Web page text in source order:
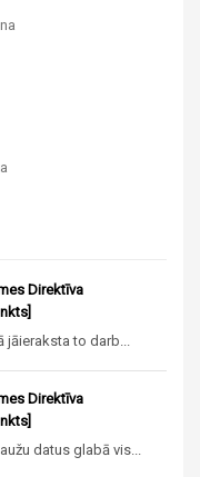
Direktīva
jāieraksta to darb...
Direktīva
datus glabā vis...